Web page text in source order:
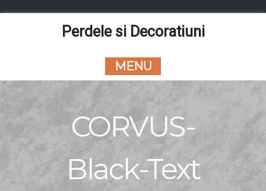
Perdele si Decoratiuni
MENU
CORVUS-
Black-Text